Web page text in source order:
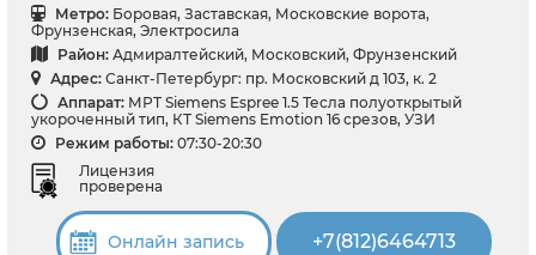
Метро: Боровая, Заставская, Московские ворота,
Фрунзенская, Электросила
Район: Адмиралтейский, Московский, Фрунзенский
Адрес: Санкт-Петербург: пр. Московский д 103, к. 2
Аппарат: МРТ Siemens Espree 1.5 Тесла полуоткрытый
укороченный тип, КТ Siemens Emotion 16 срезов, УЗИ
Режим работы: 07:30-20:30
Лицензия
проверена
Онлайн запись +7(812)6464713